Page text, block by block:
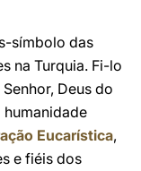
símbolo das
na Turquia. Fi-lo
Deus do
Eucarística,
e fiéis dos